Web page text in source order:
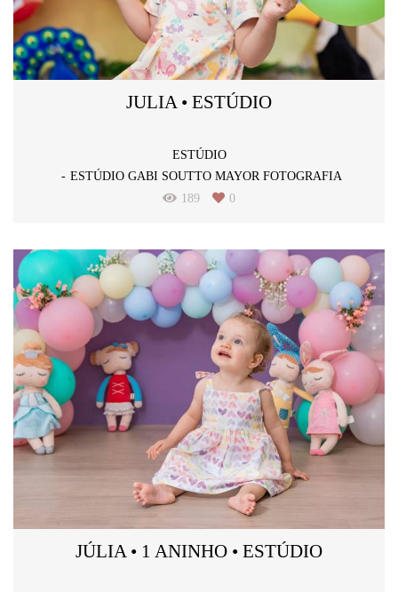
JULIA • ESTÚDIO
ESTÚDIO
ESTÚDIO GABI SOUTTO MAYOR FOTOGRAFIA
189
0
JÚLIA • 1 ANINHO • ESTÚDIO